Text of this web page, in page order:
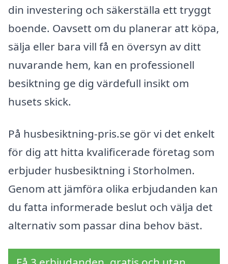
din investering och säkerställa ett tryggt
boende. Oavsett om du planerar att köpa,
sälja eller bara vill få en översyn av ditt
nuvarande hem, kan en professionell
besiktning ge dig värdefull insikt om
husets skick.
På husbesiktning-pris.se gör vi det enkelt
för dig att hitta kvalificerade företag som
erbjuder husbesiktning i Storholmen.
Genom att jämföra olika erbjudanden kan
du fatta informerade beslut och välja det
alternativ som passar dina behov bäst.